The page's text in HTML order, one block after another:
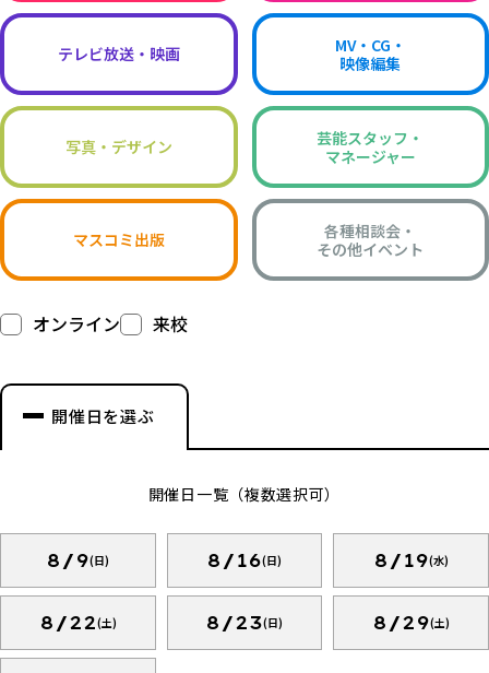
テレビ放送・映画
MV・CG・
映像編集
写真・デザイン
芸能スタッフ・
マネージャー
マスコミ出版
各種相談会・
その他イベント
オンライン 来校
開催日を選ぶ
開催日一覧（複数選択可）
8/9(日) 8/16(日) 8/19(水)
8/22(土) 8/23(日) 8/29(土)